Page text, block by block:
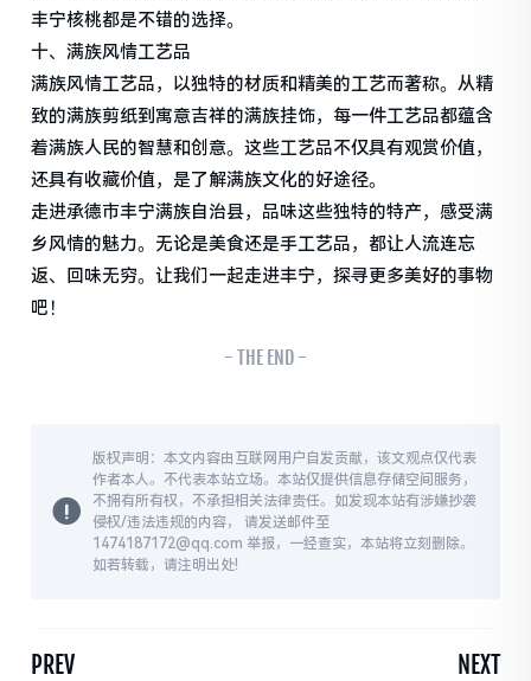
丰宁核桃都是不错的选择。
十、满族风情工艺品
满族风情工艺品，以独特的材质和精美的工艺而著称。从精
致的满族剪纸到寓意吉祥的满族挂饰，每一件工艺品都蕴含
着满族人民的智慧和创意。这些工艺品不仅具有观赏价值，
还具有收藏价值，是了解满族文化的好途径。
走进承德市丰宁满族自治县，品味这些独特的特产，感受满
乡风情的魅力。无论是美食还是手工艺品，都让人流连忘
返、回味无穷。让我们一起走进丰宁，探寻更多美好的事物
吧！
- THE END -
版权声明：本文内容由互联网用户自发贡献，该文观点仅代表
作者本人。不代表本站立场。本站仅提供信息存储空间服务，
不拥有所有权，不承担相关法律责任。如发现本站有涉嫌抄袭
侵权/违法违规的内容， 请发送邮件至
1474187172@qq.com 举报，一经查实，本站将立刻删除。
如若转载，请注明出处!
PREV NEXT